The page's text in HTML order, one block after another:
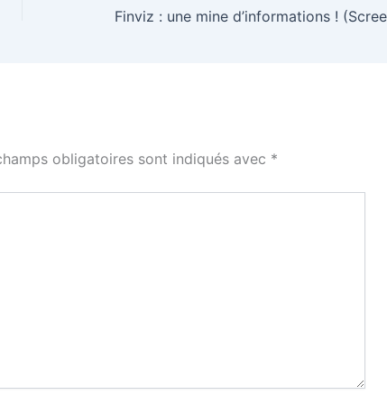
obligatoires sont indiqués avec *